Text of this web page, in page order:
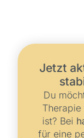
Jetzt
Du
ist? Bei
für eine